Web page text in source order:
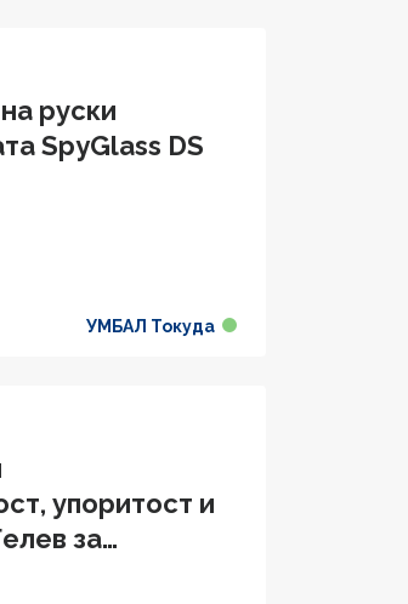
руски
SpyGlass DS
УМБАЛ Токуда
упоритост и
за